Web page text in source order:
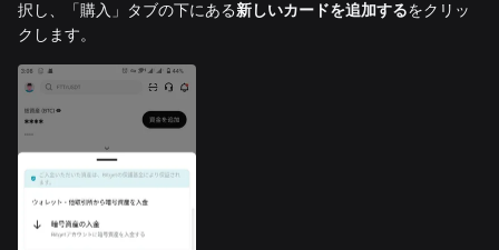
択し、「購入」タブの下にある新しいカードを追加するをクリッ
クします。